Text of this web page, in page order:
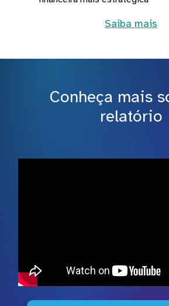
Saiba mais
Conheça mais
relatório